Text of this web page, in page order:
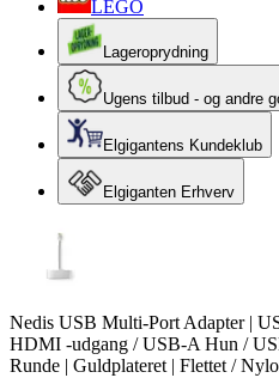
LEGO
Lageroprydning
Ugens tilbud - og andre
Elgigantens Kundeklub
Elgiganten Erhverv
Nedis USB Multi-Port Adapter |
HDMI -udgang / USB-A Hun /
Runde | Guldplateret | Flettet /